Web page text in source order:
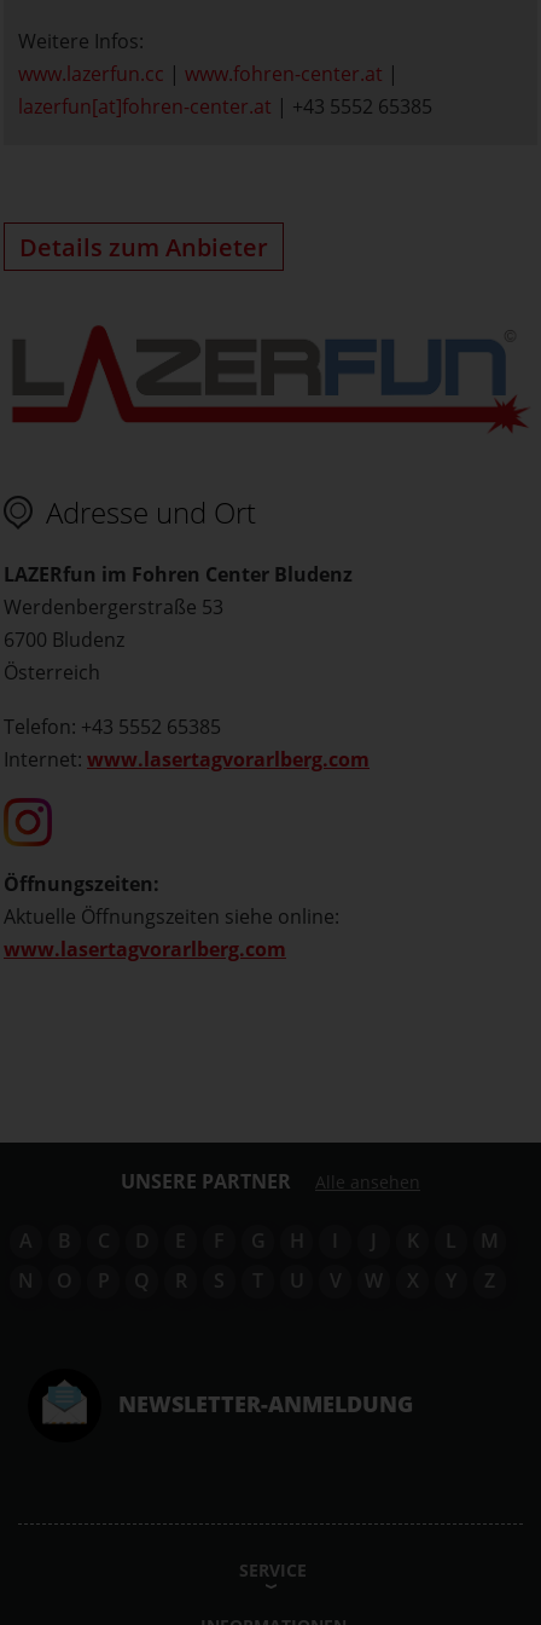
Weitere Infos:
www.lazerfun.cc | www.fohren-center.at |
lazerfun[at]fohren-center.at | +43 5552 65385
Details zum Anbieter
Adresse und Ort
LAZERfun im Fohren Center Bludenz
Werdenbergerstraße 53
6700 Bludenz
Österreich
Telefon: +43 5552 65385
Internet: www.lasertagvorarlberg.com
Öffnungszeiten:
Aktuelle Öffnungszeiten siehe online:
www.lasertagvorarlberg.com
UNSERE PARTNER Alle ansehen
A B C D E F G H I J K L
M
N
O P Q R S T U V W X Y Z
NEWSLETTER-ANMELDUNG
SERVICE